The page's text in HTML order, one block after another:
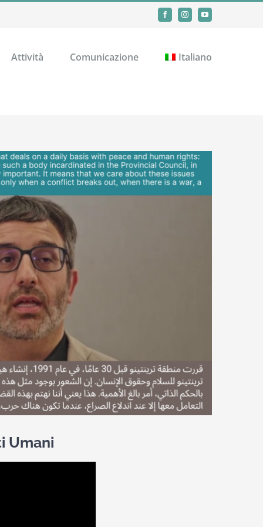
FacebookInstagramYouTube
Attività Comunicazione Italiano
Umani